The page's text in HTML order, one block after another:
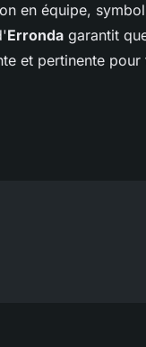
en équipe,
Erronda garantit
et pertinente